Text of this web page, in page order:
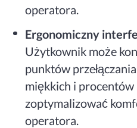
operatora.
Ergonomiczny
Użytkownik może
punktów
miękkich i procentów
zoptymalizować
operatora.